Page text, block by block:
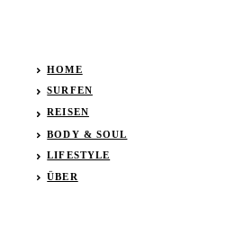
HOME
SURFEN
REISEN
BODY & SOUL
LIFESTYLE
ÜBER